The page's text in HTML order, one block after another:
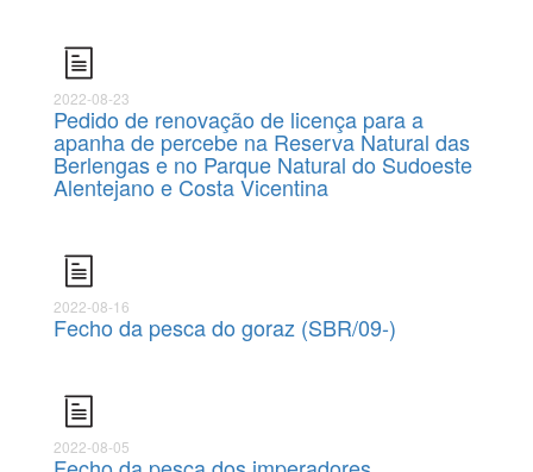
2022-08-23
Pedido de renovação de licença para a
apanha de percebe na Reserva Natural das
Berlengas e no Parque Natural do Sudoeste
Alentejano e Costa Vicentina
2022-08-16
Fecho da pesca do goraz (SBR/09-)
2022-08-05